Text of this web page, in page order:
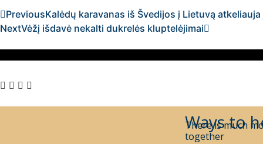
PreviousKalėdų karavanas iš Švedijos į Lietuvą atkeliauja
NextVėžį išdavė nekalti dukrelės kluptelėjimai
Ways to
There is much
together